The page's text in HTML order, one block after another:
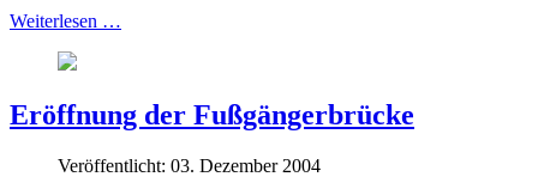
Weiterlesen …
Eröffnung der Fußgängerbrücke
Veröffentlicht: 03. Dezember 2004